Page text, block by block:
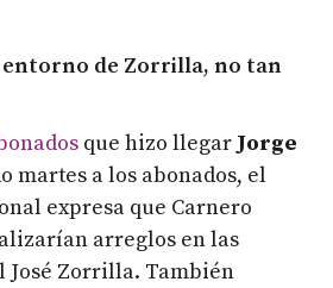
de Zorrilla, no tan
que hizo llegar Jorge
martes a los abonados, el
expresa que Carnero
arreglos en las
José Zorrilla. También